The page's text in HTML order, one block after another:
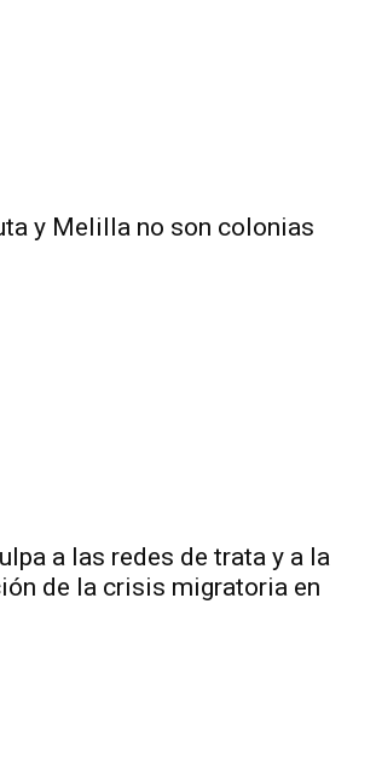
y Melilla no son colonias
a las redes de trata y a la
de la crisis migratoria en